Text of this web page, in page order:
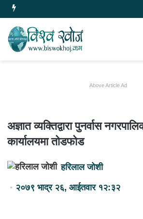
Above Article Ad
अज्ञात व्यक्तिद्वारा पुनर्वास
कार्यालयमा तोडफोड
हरिलाल जोशी
२०७९ भाद्र २६, आईतवार १२:३२